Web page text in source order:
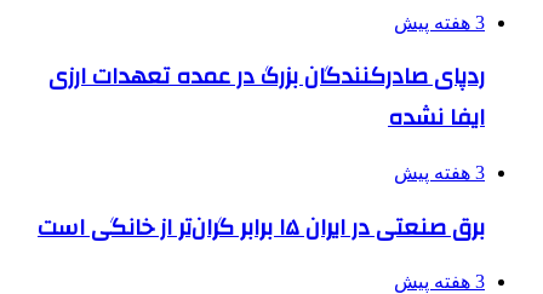
3 هفته پیش
ردپای صادرکنندگان بزرگ در عمده تعهدات ارزی
ایفا نشده
3 هفته پیش
برق صنعتی در ایران ۱۵ برابر گران‌تر از خانگی است
3 هفته پیش